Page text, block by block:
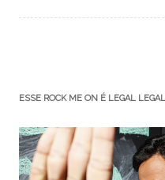
ESSE ROCK ME ON É LEGAL